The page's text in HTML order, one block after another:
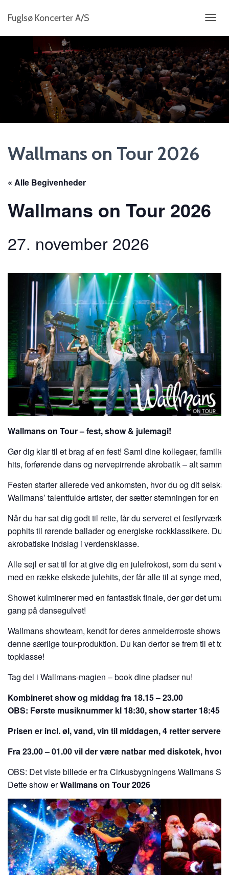
Fuglsø Koncerter A/S
K
F
T
A
I
G
A
Wallmans on Tour 2026
« Alle Begivenheder
Wallmans on Tour 2026
27. november 2026
Wallmans on Tour – fest, show & julemagi!
Gør dig klar til et brag af en fest! Saml dine kollegaer,
hits, forførende dans og nervepirrende akrobatik – alt
Festen starter allerede ved ankomsten, hvor du og dit
Wallmans’ talentfulde artister, der sætter stemningen for en
Når du har sat dig godt til rette, får du serveret et
pophits til rørende ballader og energiske rockklassikere.
akrobatiske indslag i verdensklasse.
Alle sejl er sat til for at give dig en julefrokost, som du sent
med en række elskede julehits, der får alle til at synge med,
Showet kulminerer med en fantastisk finale, der gør det
gang på dansegulvet!
Wallmans showteam, kendt for deres anmelderroste shows
denne særlige tour-produktion. Du kan derfor se frem til et
topklasse!
Tag del i Wallmans-magien – book dine pladser nu!
Kombineret show og middag fra 18.15 – 23.00
OBS: Første musiknummer kl 18:30, show starter 18:45
Prisen er incl.øl, vand, vin til middagen, 4 retter serveret
Fra 23.00 – 01.00 vil der være natbar med diskotek, hvor
OBS: Det viste billede er fra Cirkusbygningens Wallmans
Dette show erWallmans on Tour 2026